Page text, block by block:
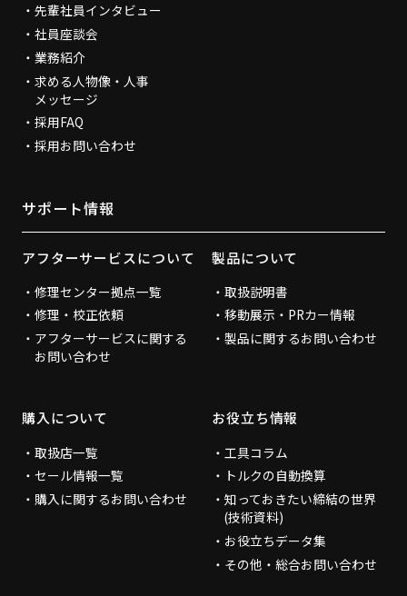
先輩社員インタビュー
社員座談会
業務紹介
求める人物像・人事
メッセージ
採用FAQ
採用お問い合わせ
サポート情報
アフターサービスについて
修理センター拠点一覧
修理・校正依頼
アフターサービスに関する
お問い合わせ
製品について
取扱説明書
移動展示・PRカー情報
製品に関するお問い合わせ
購入について
取扱店一覧
セール情報一覧
購入に関するお問い合わせ
お役立ち情報
工具コラム
トルクの自動換算
知っておきたい締結の世界
(技術資料)
お役立ちデータ集
その他・総合お問い合わせ